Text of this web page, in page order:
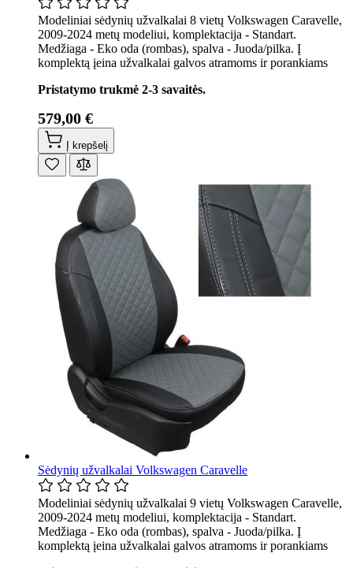
Modeliniai sėdynių užvalkalai 8 vietų Volkswagen Caravelle,
2009-2024 metų modeliui, komplektacija - Standart.
Medžiaga - Eko oda (rombas), spalva - Juoda/pilka. Į
komplektą įeina užvalkalai galvos atramoms ir porankiams
Pristatymo trukmė 2-3 savaitės.
579,00 €
Į krepšelį
Sėdynių užvalkalai Volkswagen Caravelle
Modeliniai sėdynių užvalkalai 9 vietų Volkswagen Caravelle,
2009-2024 metų modeliui, komplektacija - Standart.
Medžiaga - Eko oda (rombas), spalva - Juoda/pilka. Į
komplektą įeina užvalkalai galvos atramoms ir porankiams